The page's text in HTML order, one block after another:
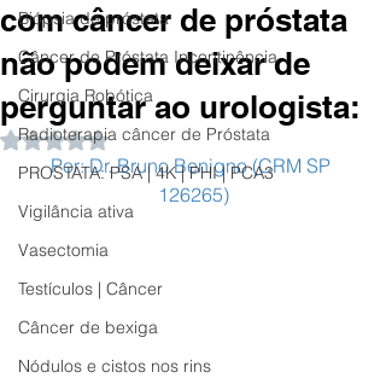
Biópsia de próstata
Câncer de Próstata Incontinência
Cirurgia Robótica
Radioterapia câncer de Próstata
PROSTATA: PSA | 4K | PHI | PCA3
Vigilância ativa
Vasectomia
Testículos | Câncer
Câncer de bexiga
Nódulos e cistos nos rins
com câncer de próstata
não podem deixar de
perguntar ao urologista:
Avaliado com NaN de 5 estrelas.
Por: Dr. Bruno Benigno (CRM SP
126265)